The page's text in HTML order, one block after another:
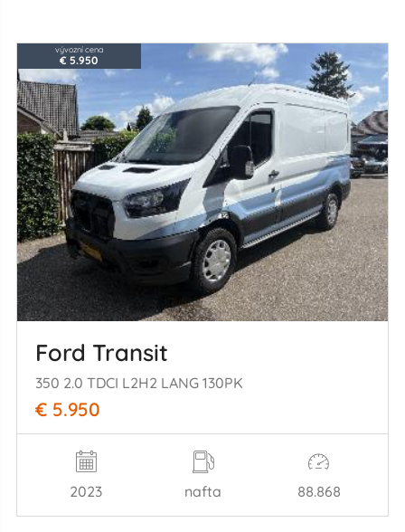
vývozní cena
€ 5.950
Ford Transit
350 2.0 TDCI L2H2 LANG 130PK
€ 5.950
2023 nafta 88.868